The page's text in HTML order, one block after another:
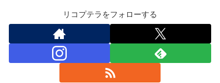
リコプテラをフォローする